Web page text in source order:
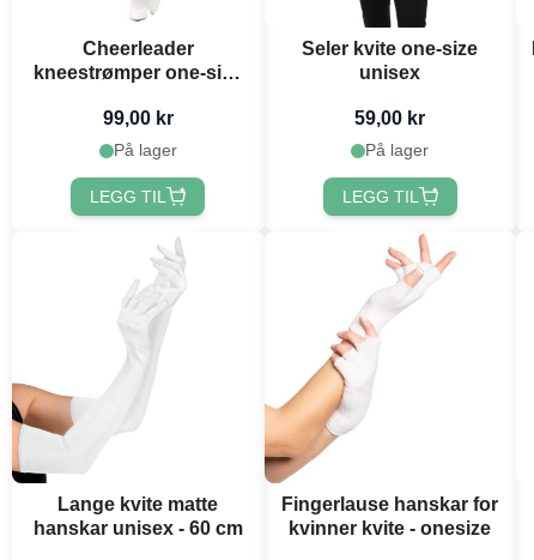
Cheerleader
kneestrømper one-size
99,00 kr
På lager
LEGG TIL
Seler kvite one-size
unisex
59,00 kr
På lager
LEGG TIL
Lange kvite matte
hanskar unisex - 60 cm
Fingerlause hanskar for
kvinner kvite - onesize